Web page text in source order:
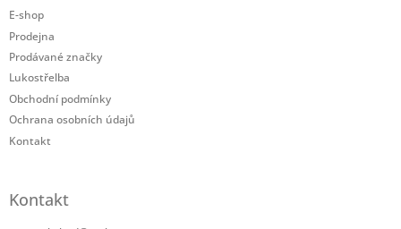
E-shop
Prodejna
Prodávané značky
Lukostřelba
Obchodní podmínky
Ochrana osobních údajů
Kontakt
Kontakt